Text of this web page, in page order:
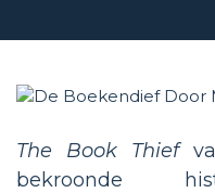
The Book Thief
bekroonde